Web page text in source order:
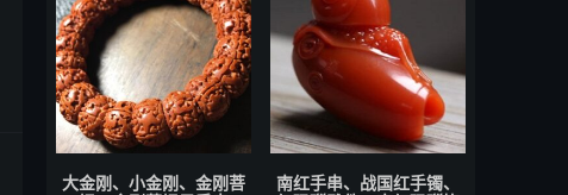
¥100.00
至
¥800,000,000.00
¥180,000.00
大金刚、小金刚、金刚菩
南红手串、战国红手镯、